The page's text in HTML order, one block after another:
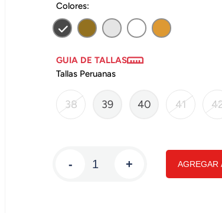
Colores:
GUIA DE TALLAS
Tallas Peruanas
38 39 40 41
- + AGREGAR